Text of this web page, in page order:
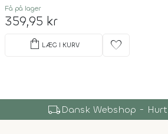
Få på lager
359,95 kr
shopping_bag LÆG I KURV favorite
local_shippingDansk Webshop -